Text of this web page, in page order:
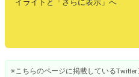
イライトと「さらに表示」へ
※こちらのページに掲載している